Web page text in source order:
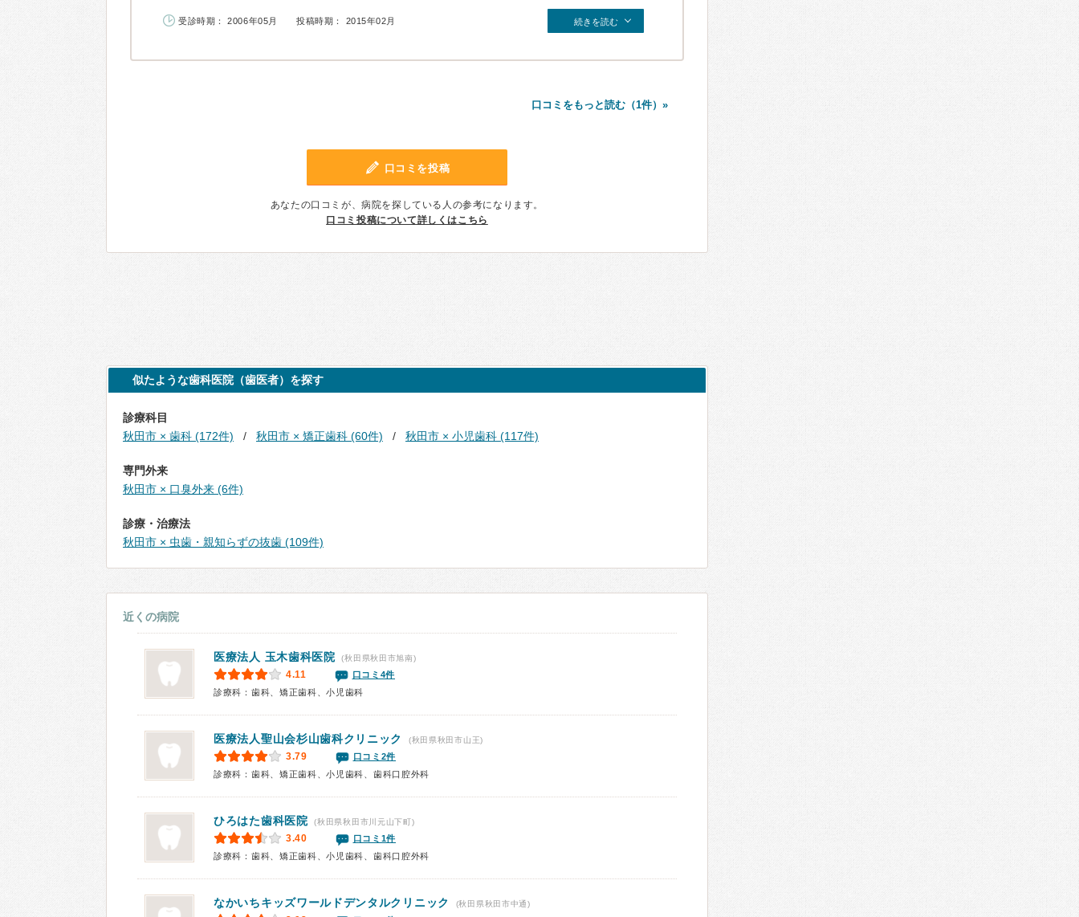
受診時期： 2006年05月 投稿時期： 2015年02月 続きを読む
口コミをもっと読む（1件）»
口コミを投稿
あなたの口コミが、病院を探している人の参考になります。
口コミ投稿について詳しくはこちら
似たような歯科医院（歯医者）を探す
診療科目
秋田市 × 歯科 (172件)
秋田市 × 矯正歯科 (60件) 秋田市 × 小児歯科 (117件)
専門外来
秋田市 × 口臭外来 (6件)
診療・治療法
秋田市 × 虫歯・親知らずの抜歯 (109件)
近くの病院
医療法人 玉木歯科医院 (秋田県秋田市旭南)
4.11
口コミ4件
診療科：歯科、矯正歯科、小児歯科
医療法人聖山会杉山歯科クリニック (秋田県秋田市山王)
3.79
口コミ2件
診療科：歯科、矯正歯科、小児歯科、歯科口腔外科
ひろはた歯科医院 (秋田県秋田市川元山下町)
3.40
口コミ1件
診療科：歯科、矯正歯科、小児歯科、歯科口腔外科
なかいちキッズワールドデンタルクリニック (秋田県秋田市中通)